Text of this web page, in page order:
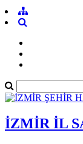
İZMİR İL